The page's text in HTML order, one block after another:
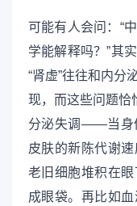
可能有人会问：“
学能解释吗？”其
“肾虚”往往和内分
现，而这些问题恰
分泌失调——当身
皮肤的新陈代谢速
老旧细胞堆积在
成眼袋。再比如